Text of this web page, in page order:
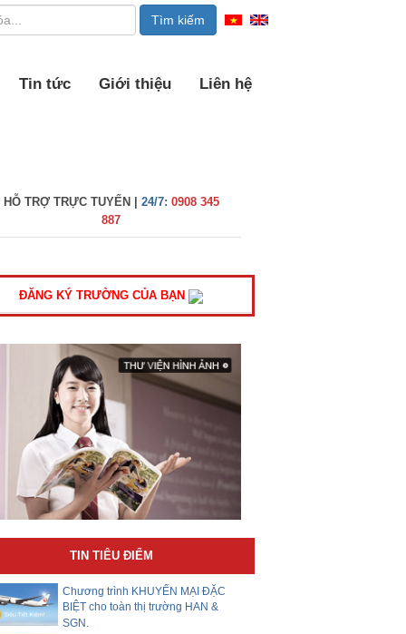
Tin tức Giới thiệu Liên hệ
HỖ TRỢ TRỰC TUYẾN | 24/7: 0908 345
887
ĐĂNG KÝ TRƯỜNG CỦA BẠN
TIN TIÊU ĐIỂM
Chương trình KHUYẾN MẠI ĐẶC
BIỆT cho toàn thị trường HAN &
SGN.